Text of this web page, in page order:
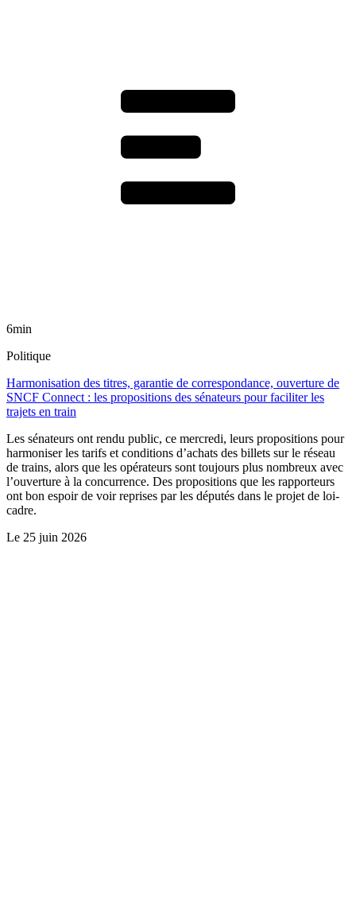
6min
Politique
Harmonisation des titres, garantie de correspondance, ouverture de
SNCF Connect : les propositions des sénateurs pour faciliter les
trajets en train
Les sénateurs ont rendu public, ce mercredi, leurs propositions pour
harmoniser les tarifs et conditions d’achats des billets sur le réseau
de trains, alors que les opérateurs sont toujours plus nombreux avec
l’ouverture à la concurrence. Des propositions que les rapporteurs
ont bon espoir de voir reprises par les députés dans le projet de loi-
cadre.
Le 25 juin 2026